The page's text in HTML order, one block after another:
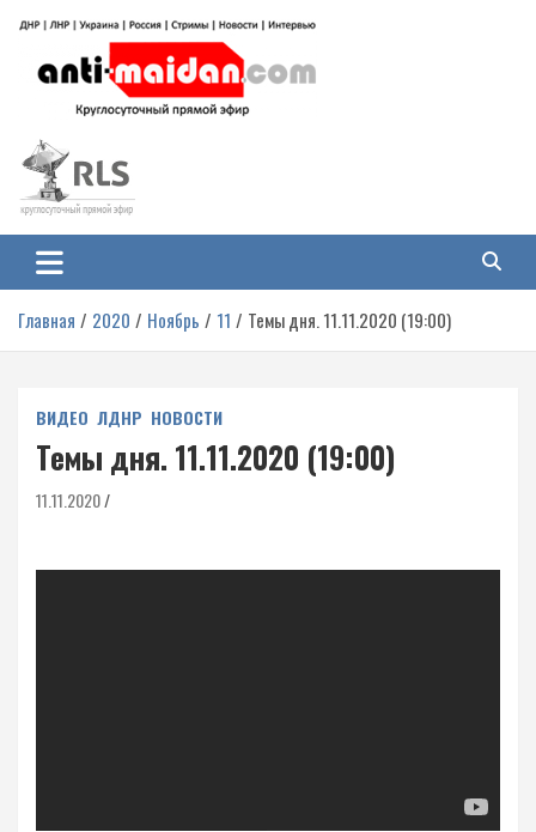
содержимому
Антимайдан: Гражданская война
на Украине
гражданской войне на Украине, включая события в Новороссии, ДНР,
ЛНР и других регионах.
Главная 2020 Ноябрь 11 Темы дня. 11.11.2020 (19:00)
ВИДЕО ЛДНР НОВОСТИ
Темы дня. 11.11.2020 (19:00)
11.11.2020